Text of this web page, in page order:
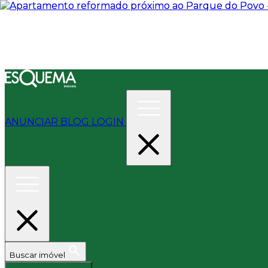
ANUNCIAR BLOG LOGIN
Buscar imóvel